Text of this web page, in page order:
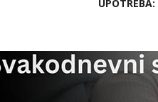
UPOTREBA: